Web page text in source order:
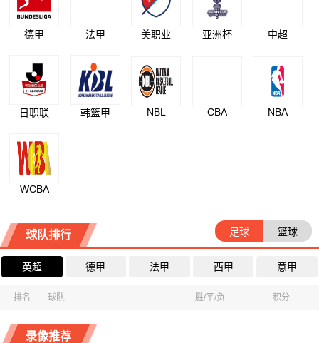
德甲 法甲 美职业 亚洲杯 中超
日职联 韩篮甲 NBL CBA NBA
WCBA
球队排行 足球 篮球
英超 德甲 法甲 西甲 意甲
排名 球队 胜/平/负 积分
录像推荐